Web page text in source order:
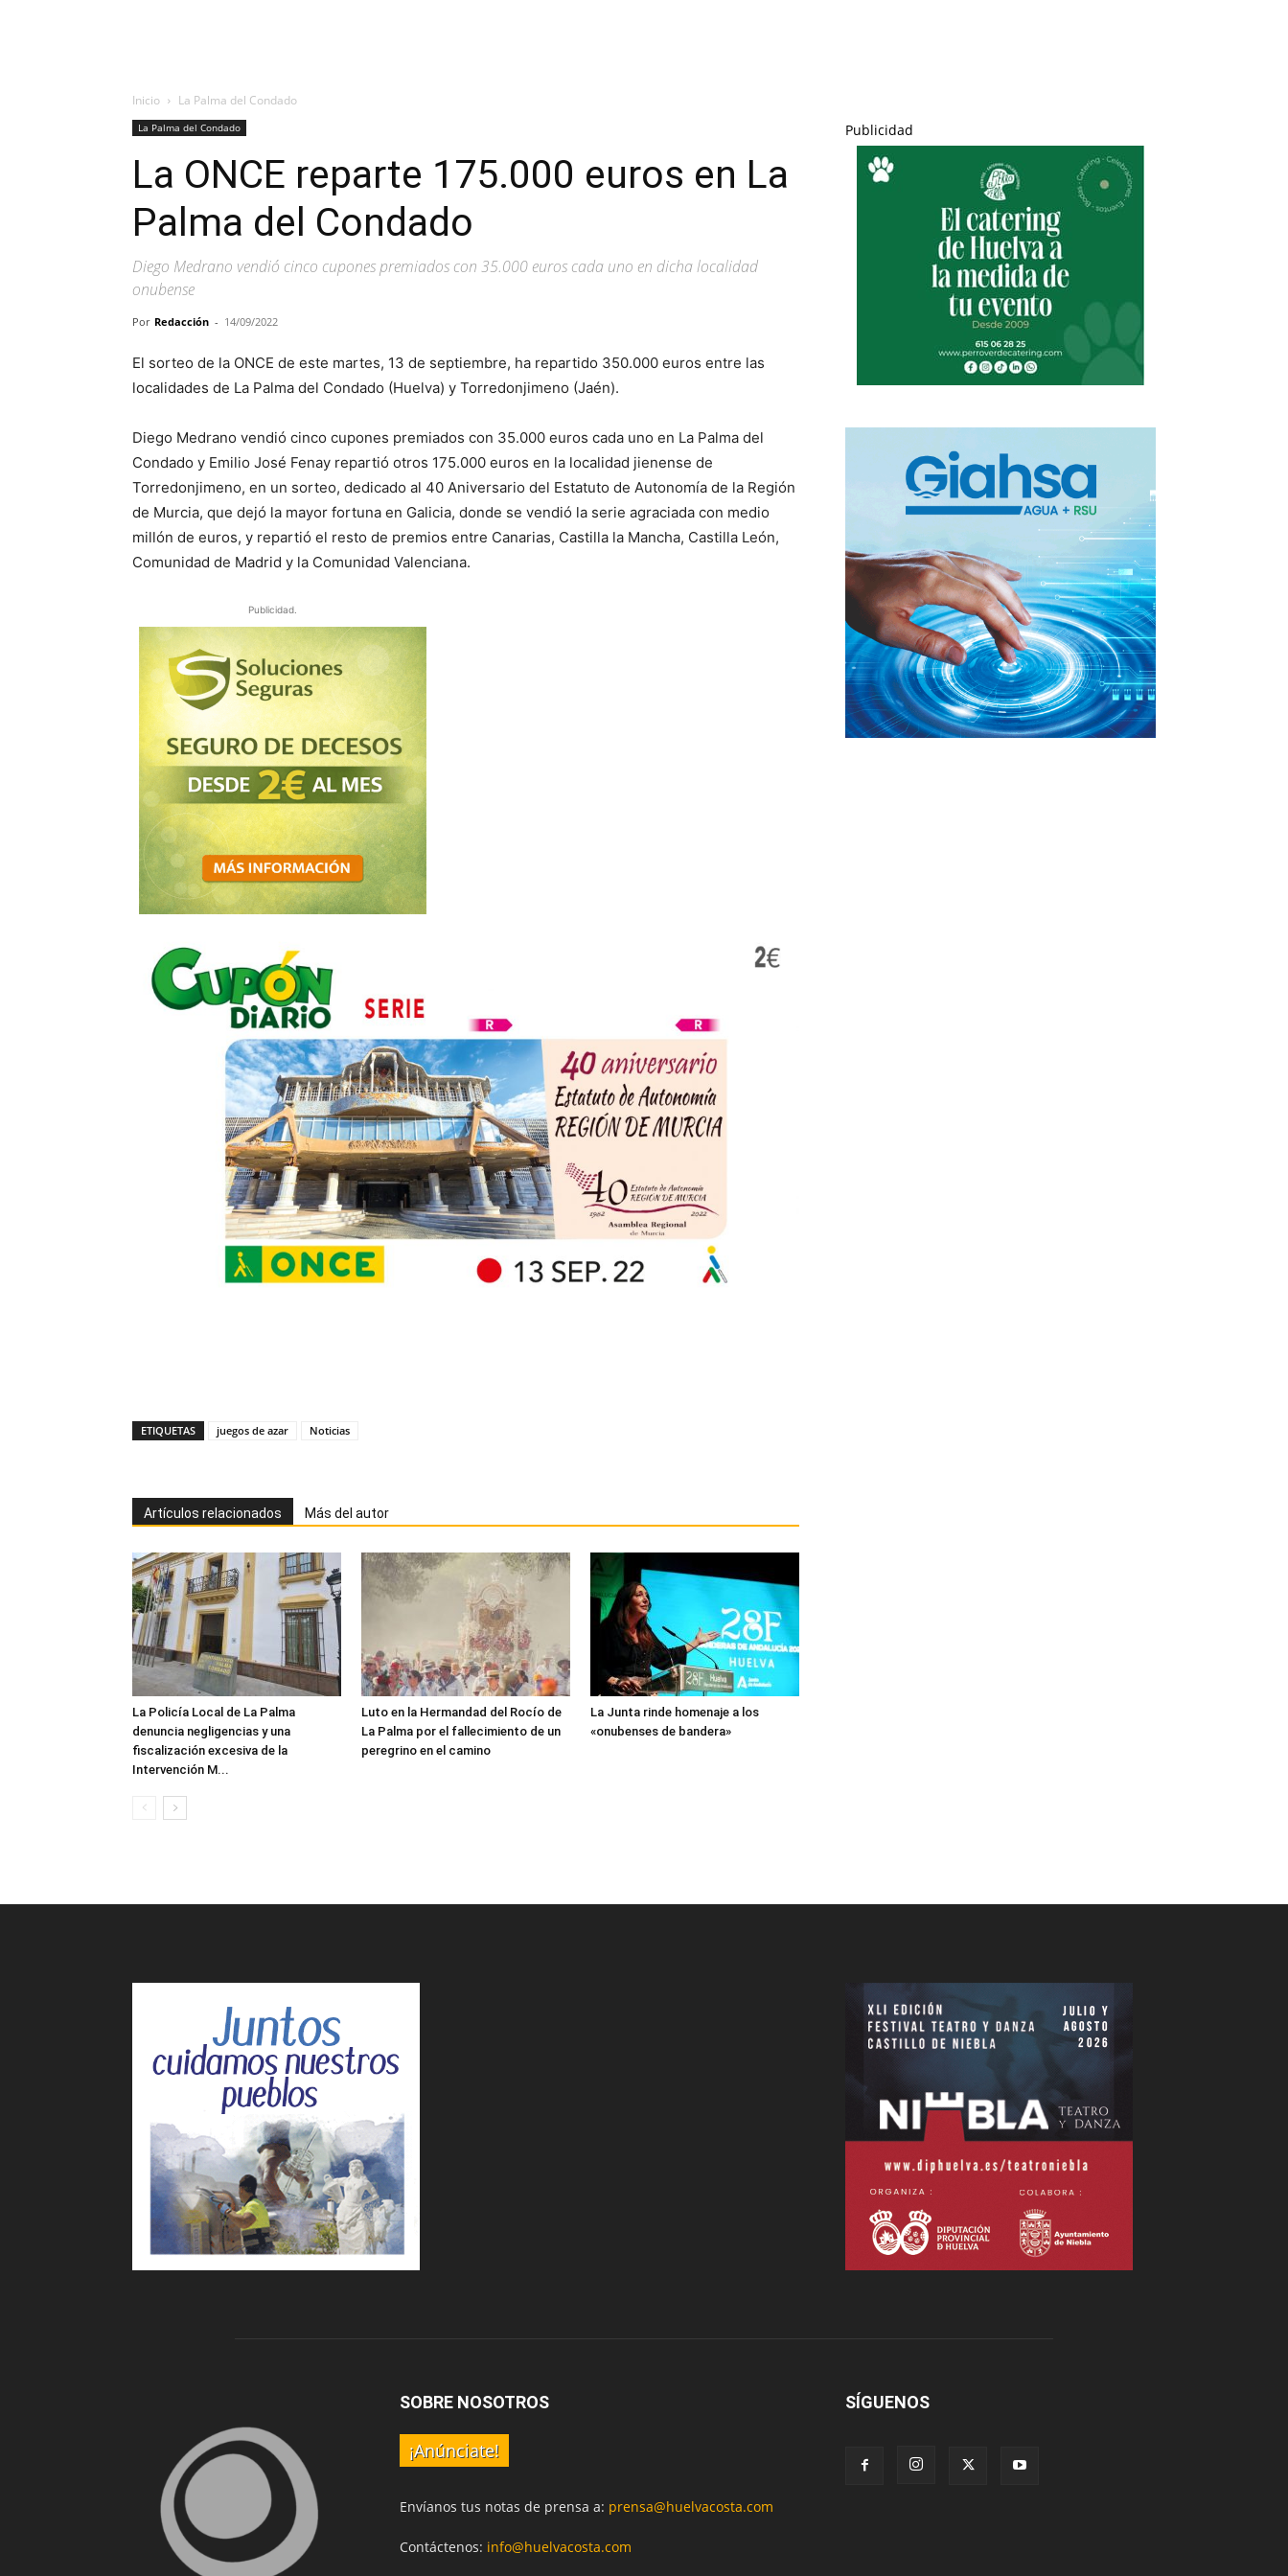
Inicio La Palma del Condado
La Palma del Condado
La ONCE reparte 175.000 euros en La
Palma del Condado
Diego Medrano vendió cinco cupones premiados con 35.000 euros cada uno en dicha localidad
onubense
Por Redacción - 14/09/2022
El sorteo de la ONCE de este martes, 13 de septiembre, ha repartido 350.000 euros entre las
localidades de La Palma del Condado (Huelva) y Torredonjimeno (Jaén).
Diego Medrano vendió cinco cupones premiados con 35.000 euros cada uno en La Palma del
Condado y Emilio José Fenay repartió otros 175.000 euros en la localidad jienense de
Torredonjimeno, en un sorteo, dedicado al 40 Aniversario del Estatuto de Autonomía de la Región
de Murcia, que dejó la mayor fortuna en Galicia, donde se vendió la serie agraciada con medio
millón de euros, y repartió el resto de premios entre Canarias, Castilla la Mancha, Castilla León,
Comunidad de Madrid y la Comunidad Valenciana.
Publicidad.
ETIQUETAS juegos de azar Noticias
Artículos relacionados Más del autor
La Policía Local de La Palma
denuncia negligencias y una
fiscalización excesiva de la
Intervención M...
Luto en la Hermandad del Rocío de
La Palma por el fallecimiento de un
peregrino en el camino
La Junta rinde homenaje a los
«onubenses de bandera»
Publicidad
SOBRE NOSOTROS
¡Anúnciate!
Envíanos tus notas de prensa a: prensa@huelvacosta.com
Contáctenos: info@huelvacosta.com
SÍGUENOS